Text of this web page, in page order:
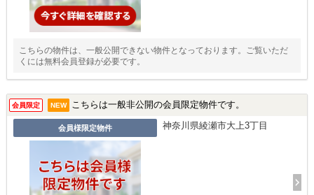
こちらの物件は、一般公開できない物件となっております。ご覧いただ
くには無料会員登録が必要です。
会員限定 NEW こちらは一般非公開の会員限定物件です。
会員様限定物件 神奈川県綾瀬市大上3丁目